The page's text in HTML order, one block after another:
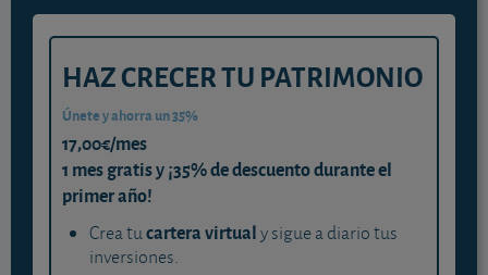
HAZ CRECER TU PATRIMONIO
Únete y ahorra un 35%
17,00€/mes
1 mes gratis y ¡35% de descuento durante el
primer año!
Crea tucartera virtualy sigue a diario tus
inversiones.